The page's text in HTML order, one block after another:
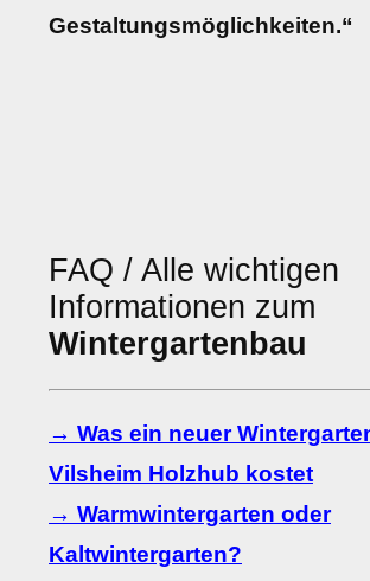
Gestaltungsmöglichkeiten.“
FAQ / Alle wichtigen
Informationen zum
Wintergartenbau
→ Was ein neuer
Vilsheim Holzhub kostet
→ Warmwintergarten oder
Kaltwintergarten?